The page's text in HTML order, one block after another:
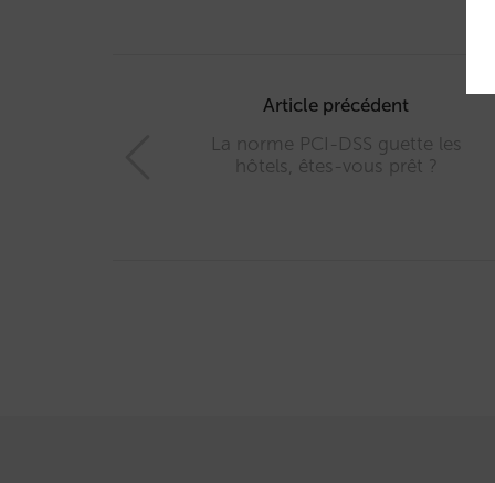
Article précédent
La norme PCI-DSS guette les
hôtels, êtes-vous prêt ?